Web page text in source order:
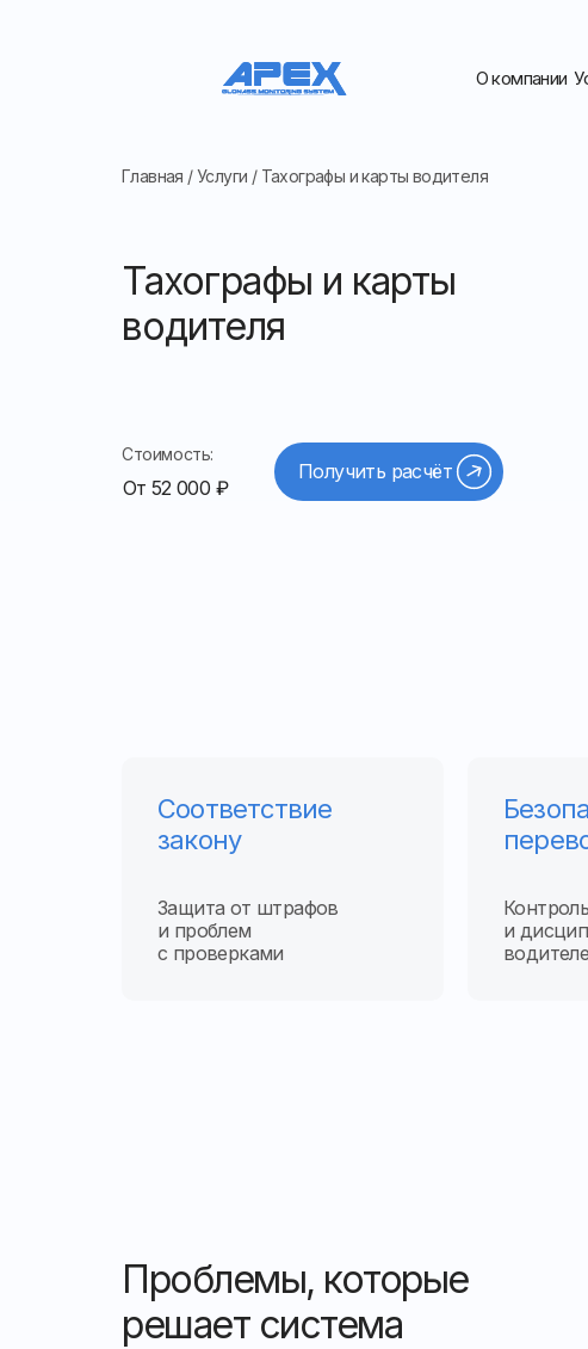
О компании
Главная /Услуги / Тахографы и карты водителя
Тахографы и карты
водителя
Получить расчёт
Стоимость:
От 52 000 ₽
Соответствие
закону
Защита от штрафов
и проблем
с проверками
и
Проблемы, которые
решает система